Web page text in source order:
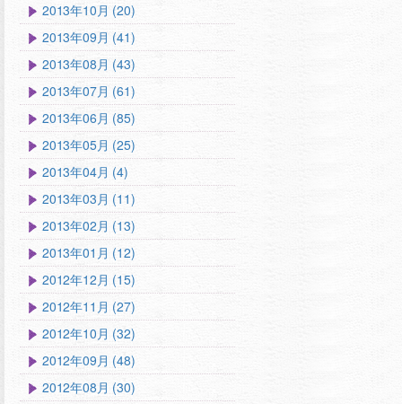
2013年10月 (20)
2013年09月 (41)
2013年08月 (43)
2013年07月 (61)
2013年06月 (85)
2013年05月 (25)
2013年04月 (4)
2013年03月 (11)
2013年02月 (13)
2013年01月 (12)
2012年12月 (15)
2012年11月 (27)
2012年10月 (32)
2012年09月 (48)
2012年08月 (30)